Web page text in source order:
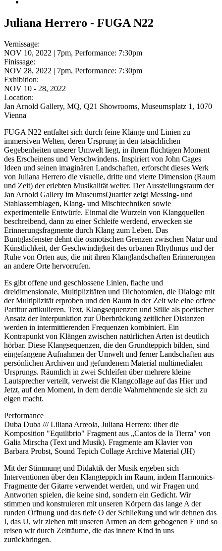
Juliana Herrero - FUGA N22
Vernissage:
NOV 10, 2022 | 7pm, Performance: 7:30pm
Finissage:
NOV 28, 2022 | 7pm, Performance: 7:30pm
Exhibition:
NOV 10 - 28, 2022
Location:
Jan Arnold Gallery, MQ, Q21 Showrooms, Museumsplatz 1, 1070
Vienna
FUGA N22 entfaltet sich durch feine Klänge und Linien zu
immersiven Welten, deren Ursprung in den tatsächlichen
Gegebenheiten unserer Umwelt liegt, in ihrem flüchtigen Moment
des Erscheinens und Verschwindens. Inspiriert von John Cages
Ideen und seinen imaginären Landschaften, erforscht dieses Werk
von Juliana Herrero die visuelle, dritte und vierte Dimension (Raum
und Zeit) der erlebten Musikalität weiter. Der Ausstellungsraum der
Jan Arnold Gallery im MuseumsQuartier zeigt Messing- und
Stahlassemblagen, Klang- und Mischtechniken sowie
experimentelle Entwürfe. Einmal die Wurzeln von Klangquellen
beschreibend, dann zu einer Schleife werdend, erwecken sie
Erinnerungsfragmente durch Klang zum Leben. Das
Buntglasfenster dehnt die osmotischen Grenzen zwischen Natur und
Künstlichkeit, der Geschwindigkeit des urbanen Rhythmus und der
Ruhe von Orten aus, die mit ihren Klanglandschaften Erinnerungen
an andere Orte hervorrufen.
Es gibt offene und geschlossene Linien, flache und
dreidimensionale, Multiplizitäten und Dichotomien, die Dialoge mit
der Multiplizität erproben und den Raum in der Zeit wie eine offene
Partitur artikulieren. Text, Klangsequenzen und Stille als poetischer
Ansatz der Interpunktion zur Überbrückung zeitlicher Distanzen
werden in intermittierenden Frequenzen kombiniert. Ein
Kontrapunkt von Klängen zwischen natürlichen Arten ist deutlich
hörbar. Diese Klangsequenzen, die den Grundteppich bilden, sind
eingefangene Aufnahmen der Umwelt und ferner Landschaften aus
persönlichen Archiven und gefundenem Material multimedialen
Ursprungs. Räumlich in zwei Schleifen über mehrere kleine
Lautsprecher verteilt, verweist die Klangcollage auf das Hier und
Jetzt, auf den Moment, in dem der:die Wahrnehmende sie sich zu
eigen macht.
Performance
Duba Duba /// Liliana Arreola, Juliana Herrero: über die
Komposition "Equilibrio" Fragment aus „Cantos de la Tierra" von
Galia Mirscha (Text und Musik). Fragmente am Klavier von
Barbara Probst, Sound Tepich Collage Archive Material (JH)
Mit der Stimmung und Didaktik der Musik ergeben sich
Interventionen über den Klangteppich im Raum, indem Harmonics-
Fragmente der Gitarre verwendet werden, und wir Fragen und
Antworten spielen, die keine sind, sondern ein Gedicht. Wir
stimmen und konstruieren mit unseren Körpern das lange A der
runden Öffnung und das tiefe O der Schließung und wir dehnen das
I, das U, wir ziehen mit unseren Armen an dem gebogenen E und so
reisen wir durch Zeiträume, die das innere Kind in uns
zurückbringen.